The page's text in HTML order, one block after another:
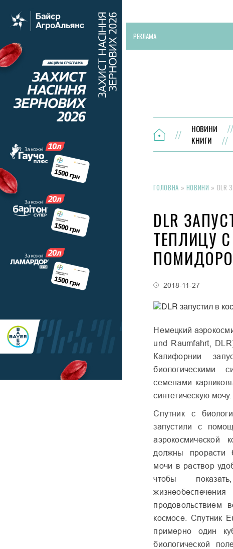
РЕКЛАМА
НОВИНИ
КНИГИ
ГОЛОВНА » НОВИНИ » DLR
DLR
ТЕПЛИЦУ
2018-11-27
Немецкий
und Raumfahrt,
Калифорнии
биологическими
семенами
синтетическую мочу.
Спутник с
запустили с
должны прорасти
мочи в раствор
чтобы
продовольствием
космосе. Спутник
примерно один
биологической